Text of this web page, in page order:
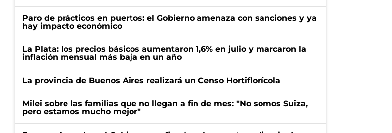
Paro de prácticos en puertos: el Gobierno amenaza con sanciones y ya
hay impacto económico
La Plata: los precios básicos aumentaron 1,6% en julio y marcaron la
inflación mensual más baja en un año
La provincia de Buenos Aires realizará un Censo Hortiflorícola
Milei sobre las familias que no llegan a fin de mes: "No somos Suiza,
pero estamos mucho mejor"